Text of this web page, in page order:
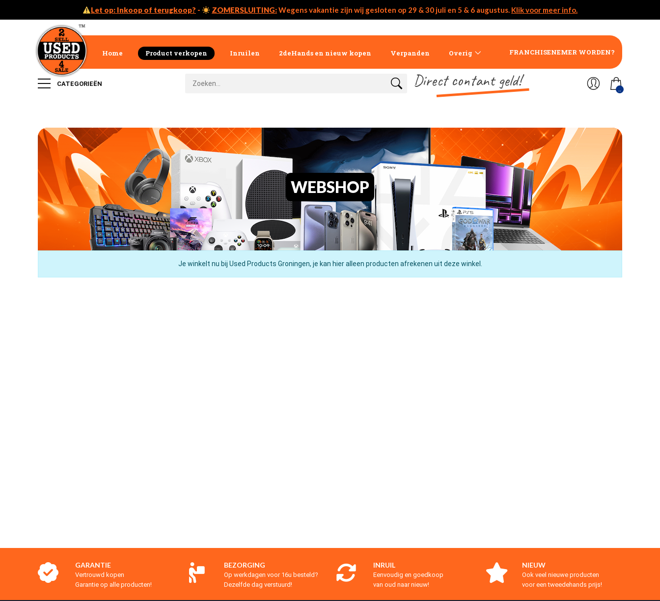
Let op: Inkoop of terugkoop? - ZOMERSLUITING:Wegens vakantie zijn wij gesloten op 29 & 30 juli en 5 & 6 augustus. Klik voor meer info.
Home Product verkopen Inruilen 2deHands en nieuw kopen Verpanden Overig FRANCHISENEMER WORDEN?
CATEGORIEËN Direct contant geld! ..
WEBSHOP
Je winkelt nu bij Used Products Groningen, je kan hier alleen producten afrekenen uit deze winkel.
GARANTIE
Vertrouwd kopen
Garantie op alle producten!
BEZORGING
Op werkdagen voor 16u besteld?
Dezelfde dag verstuurd!
INRUIL
Eenvoudig en goedkoop
van oud naar nieuw!
NIEUW
Ook veel nieuwe producten
voor een tweedehands prijs!